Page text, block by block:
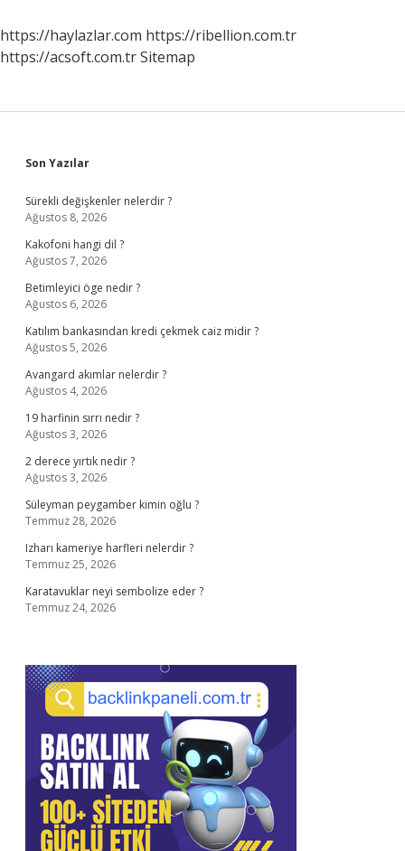
https://haylazlar.com https://ribellion.com.tr
https://acsoft.com.trSitemap
Sidebar
Son Yazılar
Sürekli değişkenler nelerdir ?
Ağustos 8, 2026
Kakofoni hangi dil ?
Ağustos 7, 2026
Betimleyici öge nedir ?
Ağustos 6, 2026
Katılım bankasından kredi çekmek caiz midir ?
Ağustos 5, 2026
Avangard akımlar nelerdir ?
Ağustos 4, 2026
19 harfinin sırrı nedir ?
Ağustos 3, 2026
2 derece yırtık nedir ?
Ağustos 3, 2026
Süleyman peygamber kimin oğlu ?
Temmuz 28, 2026
Izharı kameriye harfleri nelerdir ?
Temmuz 25, 2026
Karatavuklar neyi sembolize eder ?
Temmuz 24, 2026